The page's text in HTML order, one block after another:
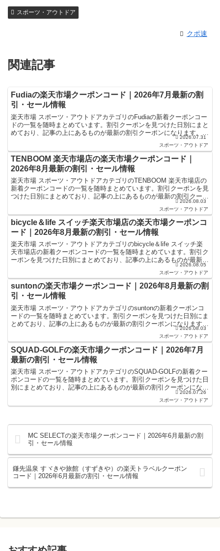
スポーツ・アウトドア
クポ速
関連記事
Fudiaの楽天市場クーポンコード｜2026年7月最新の割
引・セール情報
楽天市場 スポーツ・アウトドアカテゴリのFudiaの新着クーポンコー
ドの一覧を随時まとめています。割引クーポンを見つけた日別にまと
めており、記事の上にあるものが最新の割引クーポンになります。楽
2026.07.31
スポーツ・アウトドア
TENBOOM 楽天市場店の楽天市場クーポンコード｜
2026年8月最新の割引・セール情報
楽天市場 スポーツ・アウトドアカテゴリのTENBOOM 楽天市場店の
新着クーポンコードの一覧を随時まとめています。割引クーポンを見
つけた日別にまとめており、記事の上にあるものが最新の割引クーポ
2026.08.03
スポーツ・アウトドア
bicycle＆life スイッチ楽天市場店の楽天市場クーポンコ
ード｜2026年8月最新の割引・セール情報
楽天市場 スポーツ・アウトドアカテゴリのbicycle＆life スイッチ楽
天市場店の新着クーポンコードの一覧を随時まとめています。割引ク
ーポンを見つけた日別にまとめており、記事の上にあるものが最新の
2026.08.05
スポーツ・アウトドア
suntonの楽天市場クーポンコード｜2026年8月最新の割
引・セール情報
楽天市場 スポーツ・アウトドアカテゴリのsuntonの新着クーポンコ
ードの一覧を随時まとめています。割引クーポンを見つけた日別にま
とめており、記事の上にあるものが最新の割引クーポンになります。
2026.08.03
スポーツ・アウトドア
SQUAD-GOLFの楽天市場クーポンコード｜2026年7月
最新の割引・セール情報
楽天市場 スポーツ・アウトドアカテゴリのSQUAD-GOLFの新着クー
ポンコードの一覧を随時まとめています。割引クーポンを見つけた日
別にまとめており、記事の上にあるものが最新の割引クーポンになり
2026.07.26
スポーツ・アウトドア
MC SELECTの楽天市場クーポンコード｜2026年6月最新の割
引・セール情報
鎌先温泉 すヾきや旅館（すずきや）の楽天トラベルクーポン
コード｜2026年6月最新の割引・セール情報